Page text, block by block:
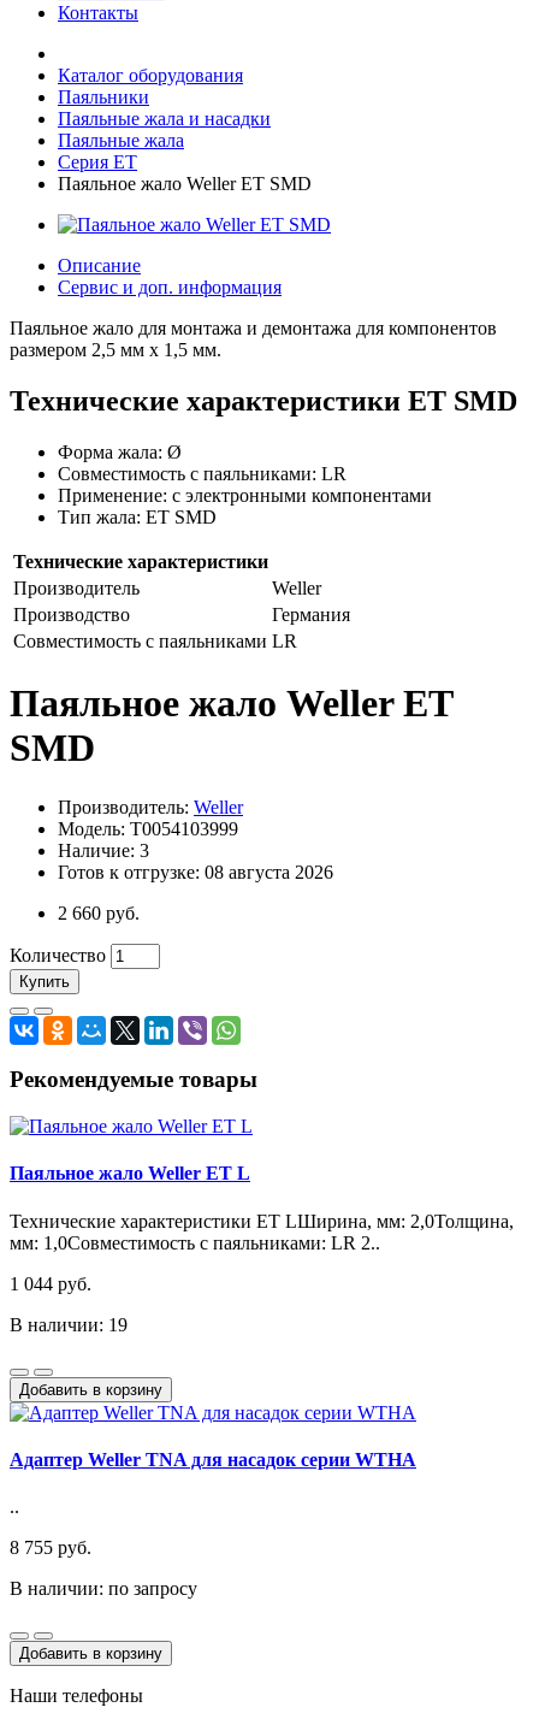
Контакты
Каталог оборудования
Паяльники
Паяльные жала и насадки
Паяльные жала
Серия ET
Паяльное жало Weller ET SMD
Описание
Сервис и доп. информация
Паяльное жало для монтажа и демонтажа для компонентов
размером 2,5 мм x 1,5 мм.
Технические характеристики ET SMD
Форма жала: Ø
Совместимость с паяльниками: LR
Применение: с электронными компонентами
Тип жала: ET SMD
Технические характеристики
Производитель
Weller
Производство
Германия
Совместимость с паяльниками LR
Паяльное жало Weller ET
SMD
Производитель: Weller
Модель: T0054103999
Наличие: 3
Готов к отгрузке: 08 августа 2026
2 660 руб.
Количество
Купить
Рекомендуемые товары
Паяльное жало Weller ET L
Технические характеристики ET LШирина, мм: 2,0Толщина,
мм: 1,0Совместимость с паяльниками: LR 2..
1 044 руб.
В наличии: 19
Добавить в корзину
Адаптер Weller TNA для насадок серии WTHA
..
8 755 руб.
В наличии: по запросу
Добавить в корзину
Наши телефоны